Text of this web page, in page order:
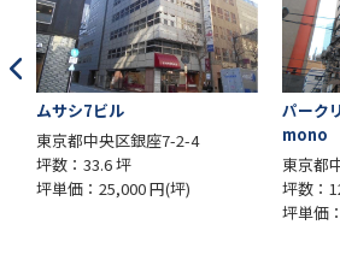
座7-2-4
円(坪)
パークリュクス銀座8丁目
mono
東京都中央区銀座8-15-4
坪数：12.71 坪
坪単価：30,041 円(坪)